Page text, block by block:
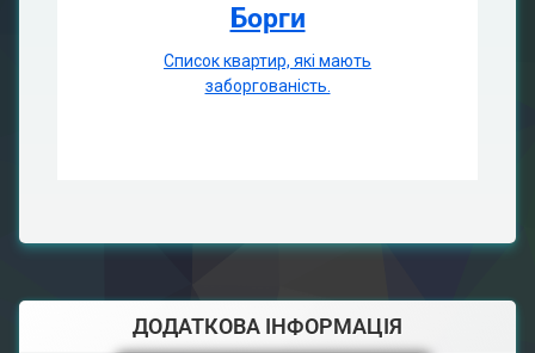
Борги
Список квартир, які мають
заборгованість.
ДОДАТКОВА ІНФОРМАЦІЯ